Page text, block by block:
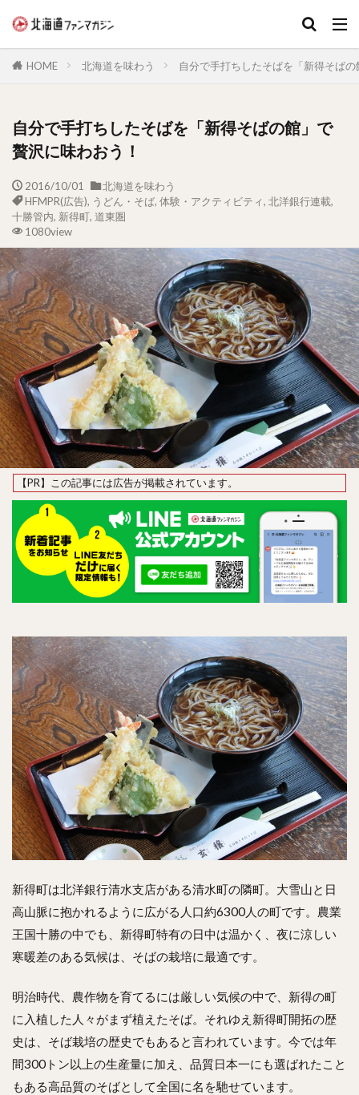
HOME 北海道を味わう 自分で手打ちしたそばを「新得そば
自分で手打ちしたそばを「新得そばの館」で
贅沢に味わおう！
2016/10/01
北海道を味わう
HFMPR(広告), うどん・そば, 体験・アクティビティ, 北洋銀行連載,
十勝管内, 新得町, 道東圏
1080view
新得町は北洋銀行清水支店がある清水町の隣町。大雪山と日
高山脈に抱かれるように広がる人口約6300人の町です。農業
王国十勝の中でも、新得町特有の日中は温かく、夜に涼しい
寒暖差のある気候は、そばの栽培に最適です。
明治時代、農作物を育てるには厳しい気候の中で、新得の町
に入植した人々がまず植えたそば。それゆえ新得町開拓の歴
史は、そば栽培の歴史でもあると言われています。今では年
間300トン以上の生産量に加え、品質日本一にも選ばれたこと
もある高品質のそばとして全国に名を馳せています。